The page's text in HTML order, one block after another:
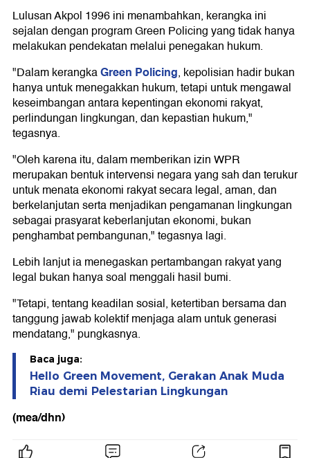
Lulusan Akpol 1996 ini menambahkan, kerangka ini
sejalan dengan program Green Policing yang tidak hanya
melakukan pendekatan melalui penegakan hukum.
"Dalam kerangkaGreen Policing, kepolisian hadir bukan
hanya untuk menegakkan hukum, tetapi untuk mengawal
keseimbangan antara kepentingan ekonomi rakyat,
perlindungan lingkungan, dan kepastian hukum,"
tegasnya.
"Oleh karena itu, dalam memberikan izin WPR
merupakan bentuk intervensi negara yang sah dan terukur
untuk menata ekonomi rakyat secara legal, aman, dan
berkelanjutan serta menjadikan pengamanan lingkungan
sebagai prasyarat keberlanjutan ekonomi, bukan
penghambat pembangunan," tegasnya lagi.
Lebih lanjut ia menegaskan pertambangan rakyat yang
legal bukan hanya soal menggali hasil bumi.
"Tetapi, tentang keadilan sosial, ketertiban bersama dan
tanggung jawab kolektif menjaga alam untuk generasi
mendatang," pungkasnya.
Baca juga:
Hello Green Movement, Gerakan Anak Muda
Riau demi Pelestarian Lingkungan
(mea/dhn)